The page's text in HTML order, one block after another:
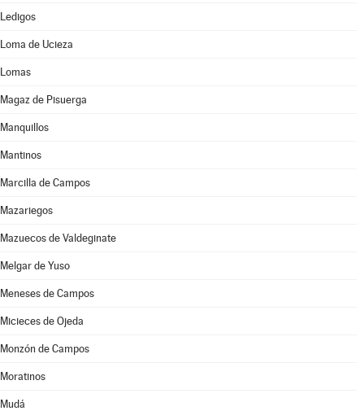
Ledigos
Loma de Ucieza
Lomas
Magaz de Pisuerga
Manquillos
Mantinos
Marcilla de Campos
Mazariegos
Mazuecos de Valdeginate
Melgar de Yuso
Meneses de Campos
Micieces de Ojeda
Monzón de Campos
Moratinos
Mudá